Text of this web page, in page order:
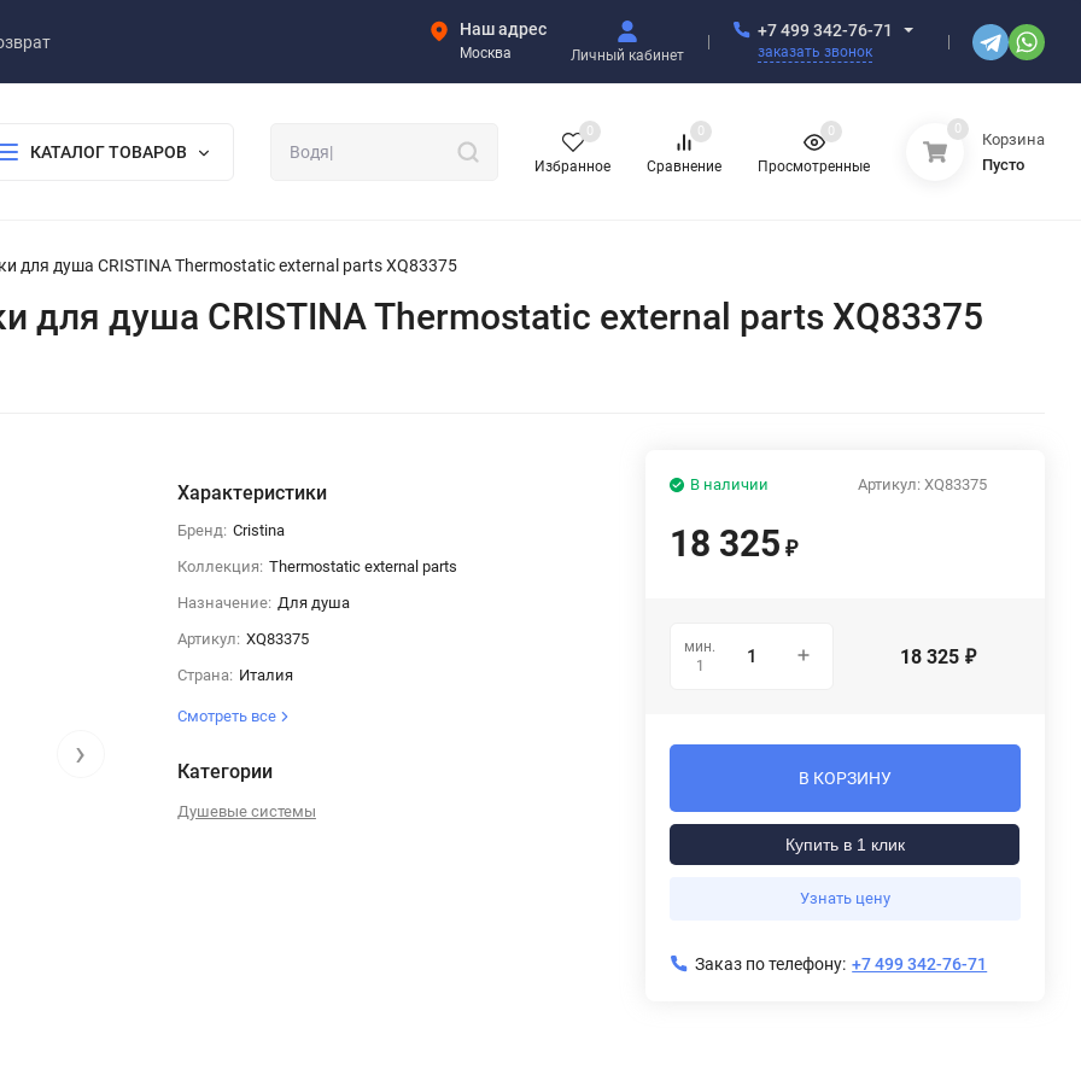
Наш адрес
Москва Личный кабинет
+7 499 342-76-71
заказать звонок
КАТАЛОГ ТОВАРОВ
Избранное
0
Сравнение
0
Просмотренные
0 0
Корзина
Пусто
для душа CRISTINA Thermostatic external parts XQ83375
душа CRISTINA Thermostatic external parts XQ83375
›
Характеристики
Бренд: Cristina
Коллекция: Thermostatic external parts
Назначение: Для душа
Артикул: XQ83375
Страна: Италия
Смотреть все
Категории
Душевые системы
Артикул: XQ83375
В наличии
18 325 ₽
мин.
1
18 325 ₽
В КОРЗИНУ
Купить в 1 клик
Узнать цену
Заказ по телефону: +7 499 342-76-71